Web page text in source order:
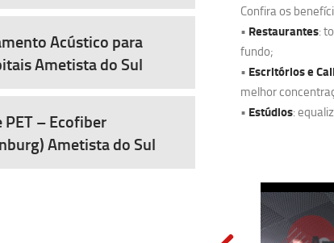
Acústico para
Ametista do Sul
PET – Ecofiber
Ametista do Sul
Confira os
• Restaurantes:
fundo;
• Escritórios e
melhor
• Estúdios: